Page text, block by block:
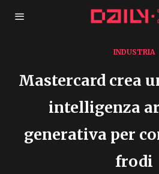
INDUSTRIA
Mastercard crea
intelligenza
generativa per
frodi